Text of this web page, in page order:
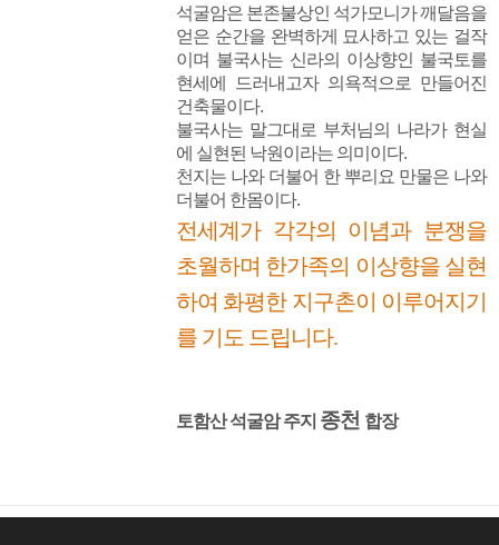
석굴암은 본존불상인 석가모니가 깨달음을
얻은 순간을 완벽하게 묘사하고 있는 걸작
이며 불국사는 신라의 이상향인 불국토를
현세에 드러내고자 의욕적으로 만들어진
건축물이다.
불국사는 말그대로 부처님의 나라가 현실
에 실현된 낙원이라는 의미이다.
천지는 나와 더불어 한 뿌리요 만물은 나와
더불어 한몸이다.
전세계가 각각의 이념과 분쟁을
초월하며 한가족의 이상향을 실현
하여 화평한 지구촌이 이루어지기
를 기도 드립니다.
토함산 석굴암 주지 종천 합장